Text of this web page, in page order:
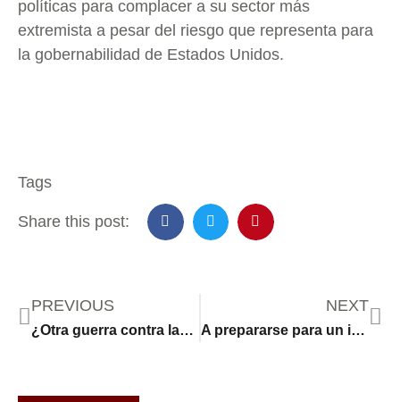
políticas para complacer a su sector más
extremista a pesar del riesgo que representa para
la gobernabilidad de Estados Unidos.
Tags
Share this post:
PREVIOUS
¿Otra guerra contra las familias más pobres de Estados Unidos?
NEXT
A prepararse para un inminente cierre del gobierno federal